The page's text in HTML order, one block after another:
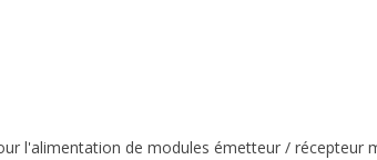
l'alimentation de modules émetteur / récepteur